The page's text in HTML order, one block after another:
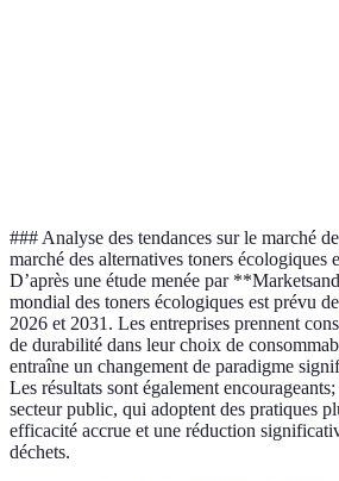
### Analyse des tendances sur le marché
marché des alternatives toners écologiques
D’après une étude menée par
mondial des toners écologiques est prévu
2026 et 2031. Les entreprises prennent
de durabilité dans leur choix de
entraîne un changement de paradigme
Les résultats sont également
secteur public, qui adoptent des pratiques
efficacité accrue et une réduction
déchets.